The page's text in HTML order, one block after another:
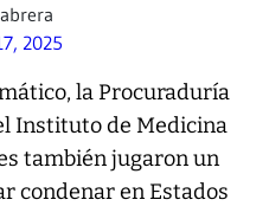
2025
la Procuraduría
Instituto de Medicina
también jugaron un
condenar en Estados